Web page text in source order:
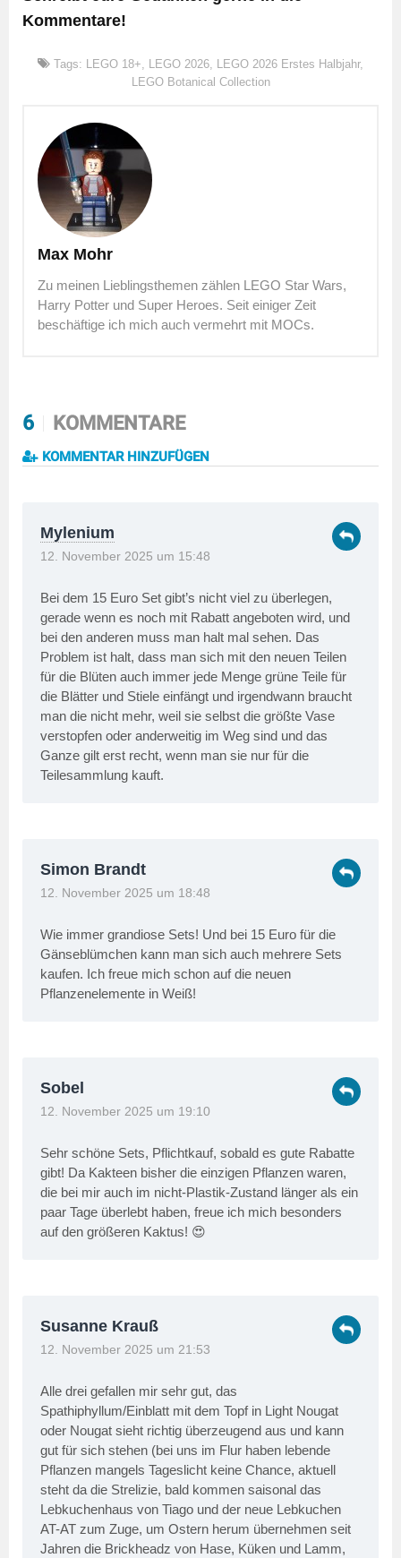
Kommentare!
Tags: LEGO 18+, LEGO 2026, LEGO 2026 Erstes Halbjahr,
LEGO Botanical Collection
Max Mohr
Zu meinen Lieblingsthemen zählen LEGO Star Wars,
Harry Potter und Super Heroes. Seit einiger Zeit
beschäftige ich mich auch vermehrt mit MOCs.
6 KOMMENTARE
KOMMENTAR HINZUFÜGEN
Mylenium
12. November 2025 um 15:48
Bei dem 15 Euro Set gibt’s nicht viel zu überlegen,
gerade wenn es noch mit Rabatt angeboten wird, und
bei den anderen muss man halt mal sehen. Das
Problem ist halt, dass man sich mit den neuen Teilen
für die Blüten auch immer jede Menge grüne Teile für
die Blätter und Stiele einfängt und irgendwann braucht
man die nicht mehr, weil sie selbst die größte Vase
verstopfen oder anderweitig im Weg sind und das
Ganze gilt erst recht, wenn man sie nur für die
Teilesammlung kauft.
Simon Brandt
12. November 2025 um 18:48
Wie immer grandiose Sets! Und bei 15 Euro für die
Gänseblümchen kann man sich auch mehrere Sets
kaufen. Ich freue mich schon auf die neuen
Pflanzenelemente in Weiß!
Sobel
12. November 2025 um 19:10
Sehr schöne Sets, Pflichtkauf, sobald es gute Rabatte
gibt! Da Kakteen bisher die einzigen Pflanzen waren,
die bei mir auch im nicht-Plastik-Zustand länger als ein
paar Tage überlebt haben, freue ich mich besonders
auf den größeren Kaktus! 😍
Susanne Krauß
12. November 2025 um 21:53
Alle drei gefallen mir sehr gut, das
Spathiphyllum/Einblatt mit dem Topf in Light Nougat
oder Nougat sieht richtig überzeugend aus und kann
gut für sich stehen (bei uns im Flur haben lebende
Pflanzen mangels Tageslicht keine Chance, aktuell
steht da die Strelizie, bald kommen saisonal das
Lebkuchenhaus von Tiago und der neue Lebkuchen
AT-AT zum Zuge, um Ostern herum übernehmen seit
Jahren die Brickheadz von Hase, Küken und Lamm,